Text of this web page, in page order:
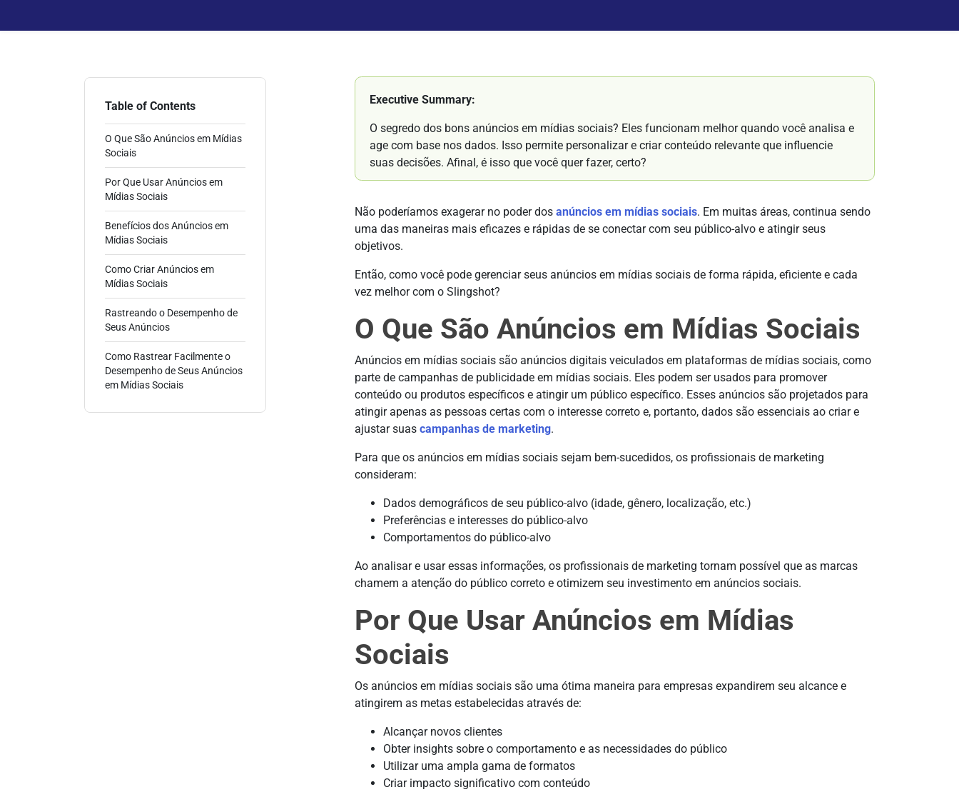
Table of Contents
O Que São Anúncios em Mídias
Sociais
Por Que Usar Anúncios em
Mídias Sociais
Benefícios dos Anúncios em
Mídias Sociais
Como Criar Anúncios em
Mídias Sociais
Rastreando o Desempenho de
Seus Anúncios
Como Rastrear Facilmente o
Desempenho de Seus Anúncios
em Mídias Sociais
Executive Summary:
O segredo dos bons anúncios em mídias sociais? Eles funcionam melhor quando você analisa e
age com base nos dados. Isso permite personalizar e criar conteúdo relevante que influencie
suas decisões. Afinal, é isso que você quer fazer, certo?
Não poderíamos exagerar no poder dosanúncios em mídias sociais. Em muitas áreas, continua sendo
uma das maneiras mais eficazes e rápidas de se conectar com seu público-alvo e atingir seus
objetivos.
Então, como você pode gerenciar seus anúncios em mídias sociais de forma rápida, eficiente e cada
vez melhor com o Slingshot?
O Que São Anúncios em Mídias Sociais
Anúncios em mídias sociais são anúncios digitais veiculados em plataformas de mídias sociais, como
parte de campanhas de publicidade em mídias sociais. Eles podem ser usados para promover
conteúdo ou produtos específicos e atingir um público específico. Esses anúncios são projetados para
atingir apenas as pessoas certas com o interesse correto e, portanto, dados são essenciais ao criar e
ajustar suascampanhas de marketing.
Para que os anúncios em mídias sociais sejam bem-sucedidos, os profissionais de marketing
consideram:
Dados demográficos de seu público-alvo (idade, gênero, localização, etc.)
Preferências e interesses do público-alvo
Comportamentos do público-alvo
Ao analisar e usar essas informações, os profissionais de marketing tornam possível que as marcas
chamem a atenção do público correto e otimizem seu investimento em anúncios sociais.
Por Que Usar Anúncios em Mídias
Sociais
Os anúncios em mídias sociais são uma ótima maneira para empresas expandirem seu alcance e
atingirem as metas estabelecidas através de:
Alcançar novos clientes
Obter insights sobre o comportamento e as necessidades do público
Utilizar uma ampla gama de formatos
Criar impacto significativo com conteúdo